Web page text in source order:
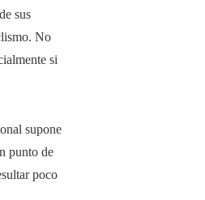
sus
No
si
supone
punto de
poco